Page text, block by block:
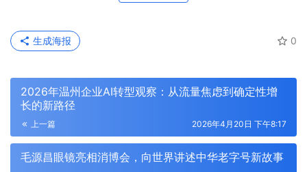
0
生成海报
2026年温州企业AI转型观察：从流量焦虑到确定性增
长的新路径
上一篇 2026年4月20日 下午8:17
毛源昌眼镜亮相消博会，向世界讲述中华老字号新故事